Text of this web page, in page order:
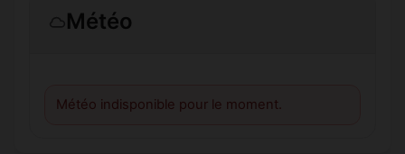
Météo
Météo indisponible pour le moment.